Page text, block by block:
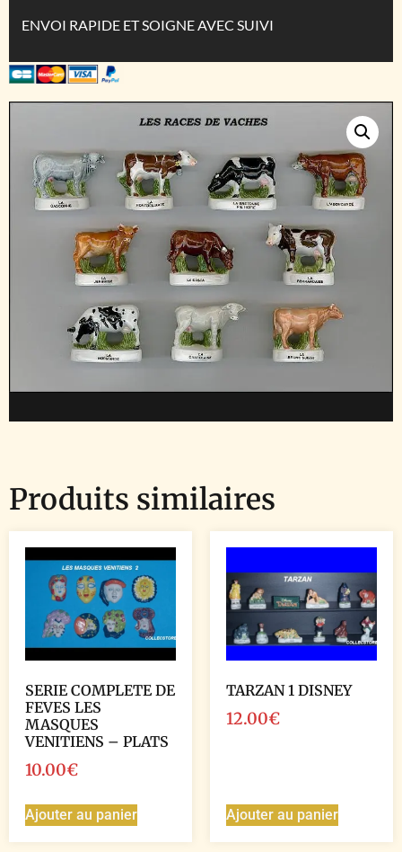
ENVOI RAPIDE ET SOIGNE AVEC SUIVI
Produits similaires
SERIE COMPLETE DE
FEVES LES
MASQUES
VENITIENS – PLATS
10.00€
Ajouter au panier
TARZAN 1 DISNEY
12.00€
Ajouter au panier